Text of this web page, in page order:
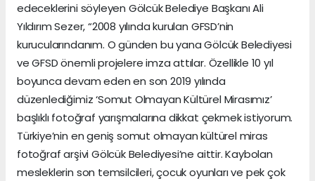
edeceklerini söyleyen Gölcük Belediye Başkanı Ali
Yıldırım Sezer, “2008 yılında kurulan GFSD’nin
kurucularındanım. O günden bu yana Gölcük Belediyesi
ve GFSD önemli projelere imza attılar. Özellikle 10 yıl
boyunca devam eden en son 2019 yılında
düzenlediğimiz ‘Somut Olmayan Kültürel Mirasımız’
başlıklı fotoğraf yarışmalarına dikkat çekmek istiyorum.
Türkiye’nin en geniş somut olmayan kültürel miras
fotoğraf arşivi Gölcük Belediyesi’ne aittir. Kaybolan
mesleklerin son temsilcileri, çocuk oyunları ve pek çok